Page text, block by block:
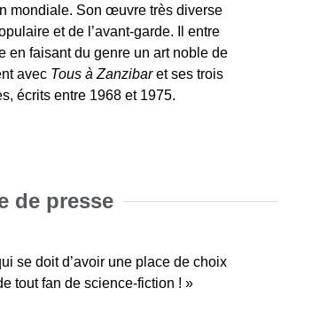
mondiale. Son œuvre très diverse
et de l’avant-garde. Il entre
en faisant du genre un art noble de
avec Tous à Zanzibaret ses trois
écrits entre 1968 et 1975.
de presse
se doit d’avoir une place de choix
tout fan de science-fiction ! »